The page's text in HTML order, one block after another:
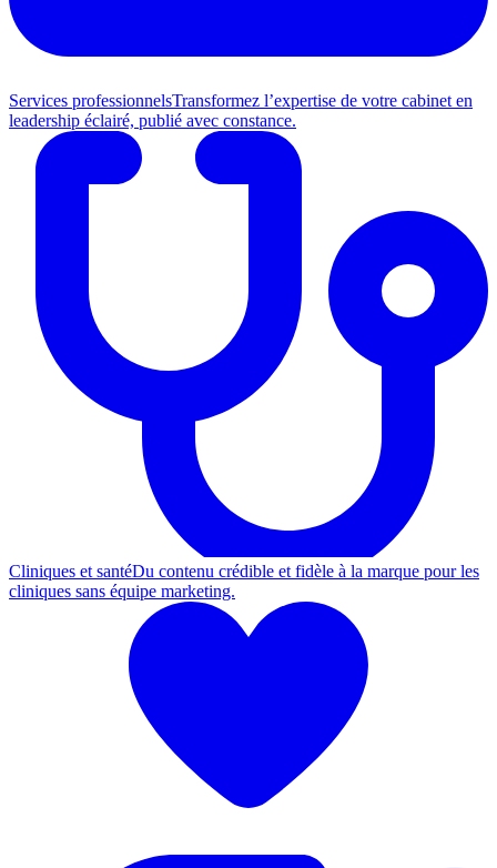
Services professionnelsTransformez l’expertise de votre cabinet en
leadership éclairé, publié avec constance.
Cliniques et santéDu contenu crédible et fidèle à la marque pour les
cliniques sans équipe marketing.